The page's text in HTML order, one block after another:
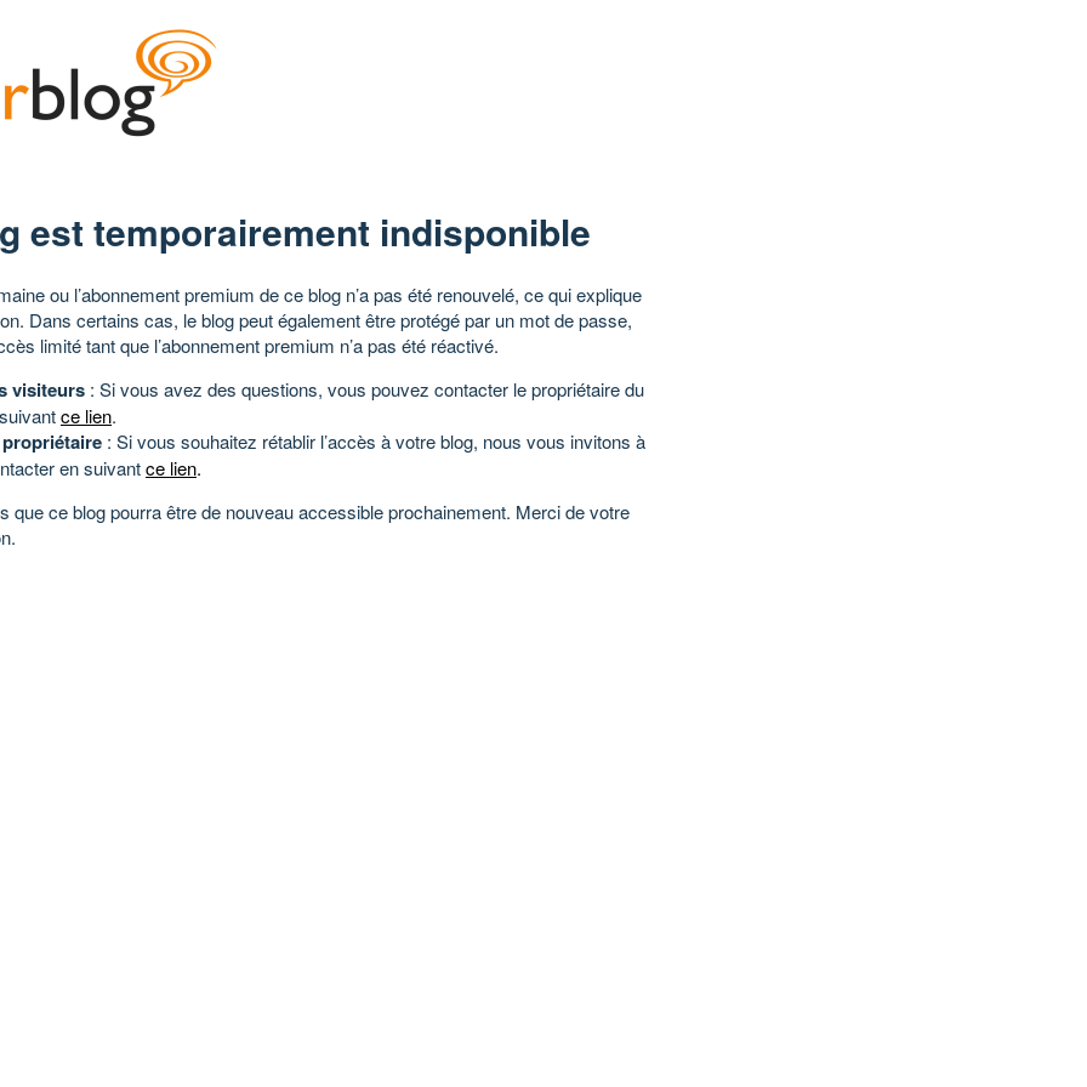
est temporairement indisponible
ou l’abonnement premium de ce blog n’a pas été renouvelé, ce qui explique
Dans certains cas, le blog peut également être protégé par un mot de passe,
limité tant que l’abonnement premium n’a pas été réactivé.
visiteurs : Si vous avez des questions, vous pouvez contacter le propriétaire du
ce lien.
: Si vous souhaitez rétablir l’accès à votre blog, nous vous invitons à
en suivantce lien.
que ce blog pourra être de nouveau accessible prochainement. Merci de votre